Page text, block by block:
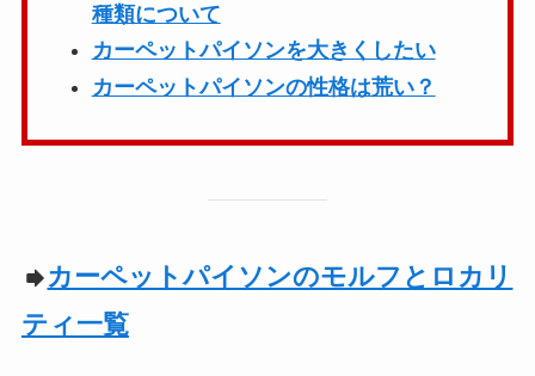
種類について
カーペットパイソンを大きくしたい
カーペットパイソンの性格は荒い？
カーペットパイソンのモルフとロカリ
ティ一覧